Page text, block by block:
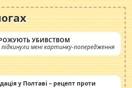
УБИВСТВОМ
підкинули мені картинку-попередження
у Полтаві – рецепт проти